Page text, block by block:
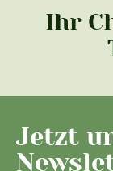
Ihr
Jetzt